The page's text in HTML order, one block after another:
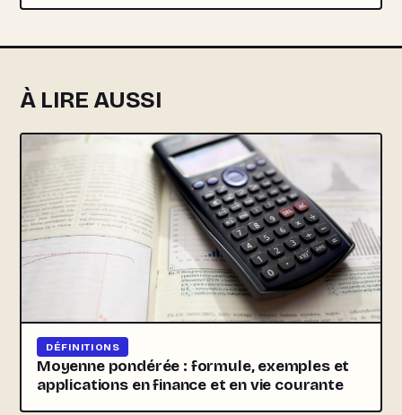
À LIRE AUSSI
DÉFINITIONS
Moyenne pondérée : formule, exemples et
applications en finance et en vie courante